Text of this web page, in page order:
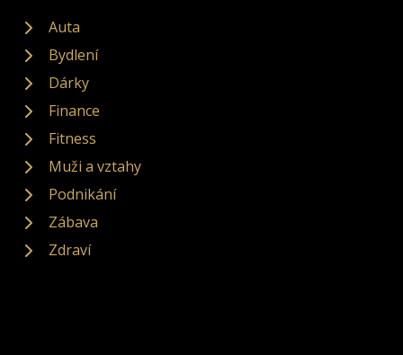
Auta
Bydlení
Dárky
Finance
Fitness
Muži a vztahy
Podnikání
Zábava
Zdraví